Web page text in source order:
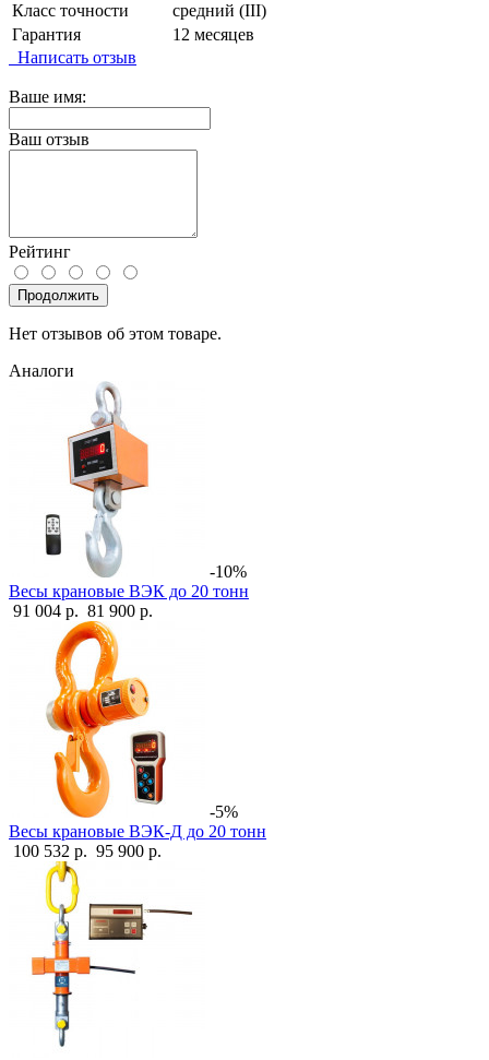
Класс точности
средний (III)
Гарантия
12 месяцев
Написать отзыв
Ваше имя:
Ваш отзыв
Рейтинг
Продолжить
Нет отзывов об этом товаре.
Аналоги
-10%
Весы крановые ВЭК до 20 тонн
91 004 р. 81 900 р.
-5%
Весы крановые ВЭК-Д до 20 тонн
100 532 р. 95 900 р.